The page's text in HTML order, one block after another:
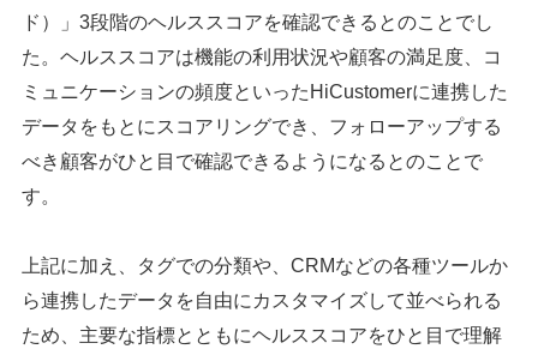
ド）」3段階のヘルススコアを確認できるとのことでし
た。ヘルススコアは機能の利用状況や顧客の満足度、コ
ミュニケーションの頻度といったHiCustomerに連携した
データをもとにスコアリングでき、フォローアップする
べき顧客がひと目で確認できるようになるとのことで
す。
上記に加え、タグでの分類や、CRMなどの各種ツールか
ら連携したデータを自由にカスタマイズして並べられる
ため、主要な指標とともにヘルススコアをひと目で理解